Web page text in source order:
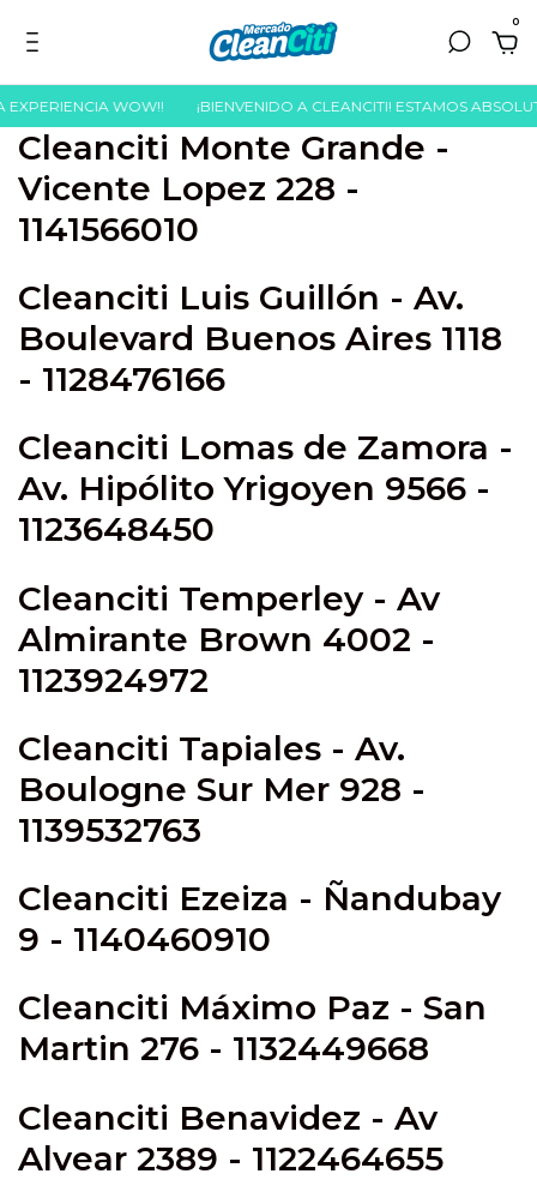
0
EXPERIENCIA WOW!! ¡BIENVENIDO A CLEANCITI! ESTAMOS
Cleanciti Monte Grande -
Vicente Lopez 228 -
1141566010
Cleanciti Luis Guillón - Av.
Boulevard Buenos Aires 1118
- 1128476166
Cleanciti Lomas de Zamora -
Av. Hipólito Yrigoyen 9566 -
1123648450
Cleanciti Temperley - Av
Almirante Brown 4002 -
1123924972
Cleanciti Tapiales - Av.
Boulogne Sur Mer 928 -
1139532763
Cleanciti Ezeiza - Ñandubay
9 - 1140460910
Cleanciti Máximo Paz - San
Martin 276 - 1132449668
Cleanciti Benavidez - Av
Alvear 2389 - 1122464655